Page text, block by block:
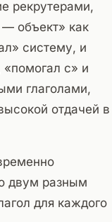
рекрутерами,
объект» как
систему, и
«помогал с» и
глаголами,
отдачей в
двум разным
для каждого